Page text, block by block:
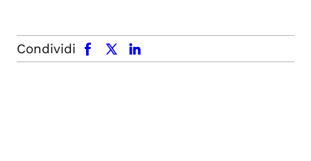
Condividi
facebook x.com linkedin